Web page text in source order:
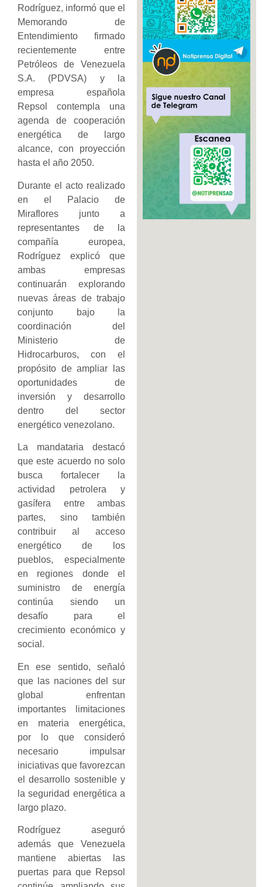
Rodríguez, informó que el
Memorando de
Entendimiento firmado
recientemente entre
Petróleos de Venezuela
S.A. (PDVSA) y la
empresa española
Repsol contempla una
agenda de cooperación
energética de largo
alcance, con proyección
hasta el año 2050.
Durante el acto realizado
en el Palacio de
Miraflores junto a
representantes de la
compañía europea,
Rodríguez explicó que
ambas empresas
continuarán explorando
nuevas áreas de trabajo
conjunto bajo la
coordinación del
Ministerio de
Hidrocarburos, con el
propósito de ampliar las
oportunidades de
inversión y desarrollo
dentro del sector
energético venezolano.
La mandataria destacó
que este acuerdo no solo
busca fortalecer la
actividad petrolera y
gasífera entre ambas
partes, sino también
contribuir al acceso
energético de los
pueblos, especialmente
en regiones donde el
suministro de energía
continúa siendo un
desafío para el
crecimiento económico y
social.
En ese sentido, señaló
que las naciones del sur
global enfrentan
importantes limitaciones
en materia energética,
por lo que consideró
necesario impulsar
iniciativas que favorezcan
el desarrollo sostenible y
la seguridad energética a
largo plazo.
Rodríguez aseguró
además que Venezuela
mantiene abiertas las
puertas para que Repsol